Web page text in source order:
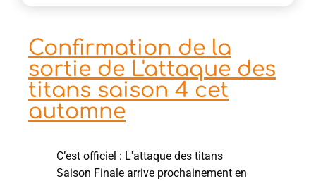
Confirmation de la
sortie de L'attaque des
titans saison 4 cet
automne
C’est officiel : L'attaque des titans
Saison Finale arrive prochainement en